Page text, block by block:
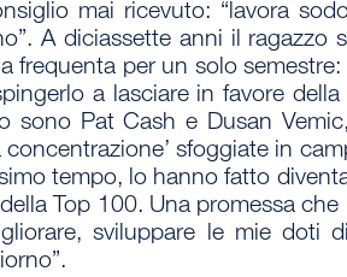
mai ricevuto: “lavora
A diciassette anni il ragazzo
frequenta per un solo semestre:
a lasciare in favore della
sono Pat Cash e Dusan
concentrazione’ sfoggiate in
tempo, lo hanno fatto
Top 100. Una promessa che
sviluppare le mie doti